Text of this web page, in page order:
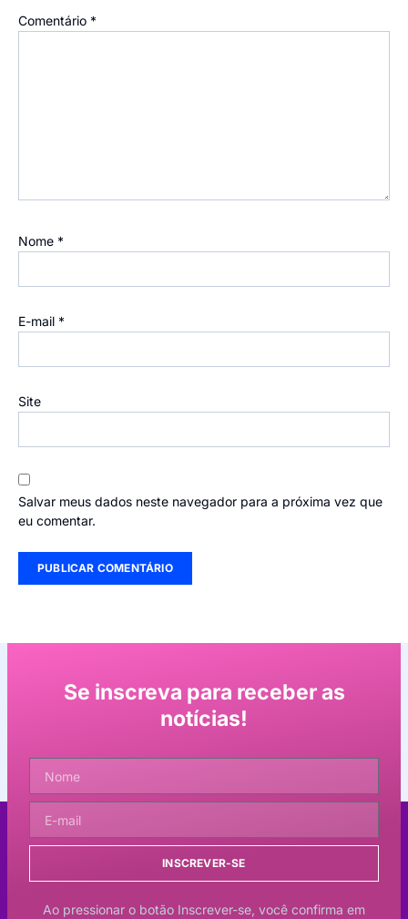
Comentário *
Nome *
E-mail *
Site
Salvar meus dados neste navegador para a próxima vez que
eu comentar.
Se inscreva para receber as
notícias!
INSCREVER-SE
Ao pressionar o botão Inscrever-se, você confirma em